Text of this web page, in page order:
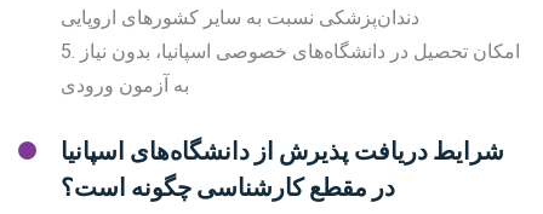
دندان‌پزشکی نسبت به سایر کشورهای اروپایی
5. امکان تحصیل در دانشگاه‌های خصوصی اسپانیا، بدون نیاز
به آزمون ورودی
شرایط دریافت پذیرش از دانشگاه‌های اسپانیا
در مقطع کارشناسی چگونه است؟